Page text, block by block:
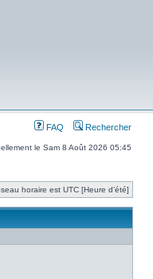
FAQ Rechercher
le Sam 8 Août 2026 05:45
horaire est UTC [Heure d’été]